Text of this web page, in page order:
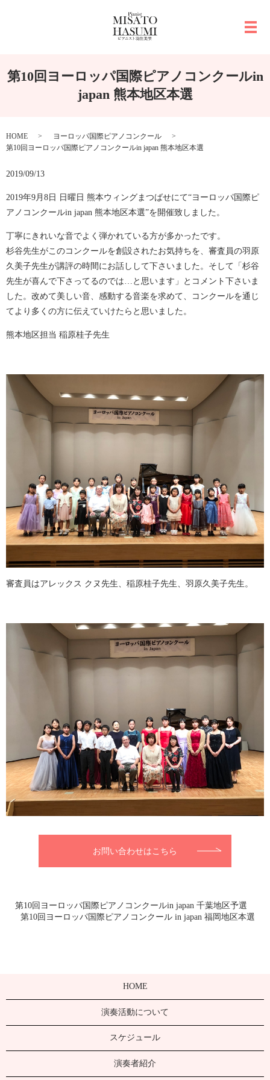
メ
第10回ヨーロッパ国際ピアノコンクールin
japan 熊本地区本選
HOME
ヨーロッパ国際ピアノコンクール
第10回ヨーロッパ国際ピアノコンクールin japan 熊本地区本選
2019/09/13
2019年9月8日 日曜日 熊本ウィングまつばせにて“ヨーロッパ国際ピ
アノコンクールin japan 熊本地区本選”を開催致しました。
丁寧にきれいな音でよく弾かれている方が多かったです。
杉谷先生がこのコンクールを創設されたお気持ちを、審査員の羽原
久美子先生が講評の時間にお話しして下さいました。そして「杉谷
先生が喜んで下さってるのでは…と思います」とコメント下さいま
した。改めて美しい音、感動する音楽を求めて、コンクールを通じ
てより多くの方に伝えていけたらと思いました。
熊本地区担当 稲原桂子先生
審査員はアレックス クヌ先生、稲原桂子先生、羽原久美子先生。
お問い合わせはこちら
第10回ヨーロッパ国際ピアノコンクールin japan 千葉地区予選
第10回ヨーロッパ国際ピアノコンクール in japan 福岡地区本選
HOME
演奏活動について
スケジュール
演奏者紹介